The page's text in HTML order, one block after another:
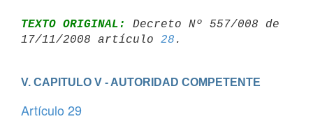
TEXTO ORIGINAL:
Decreto Nº 557/008 de
17/11/2008 artículo 28
V. CAPITULO V - AUTORIDAD COMPETENTE
Artículo 29